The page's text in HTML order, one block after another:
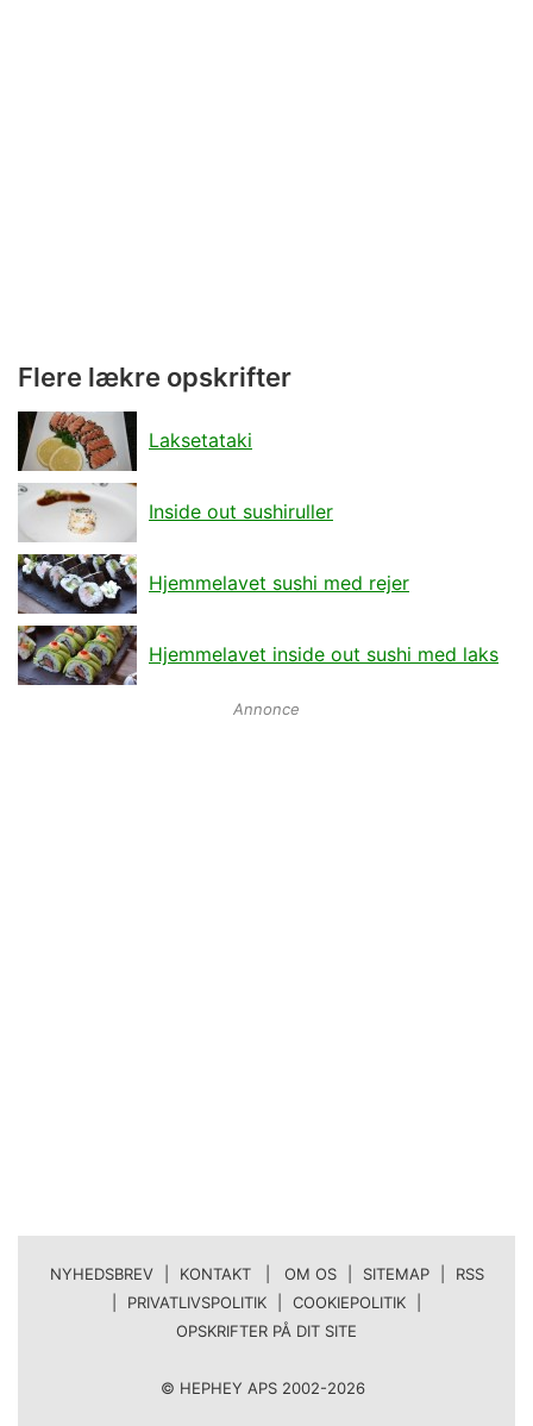
Flere lækre opskrifter
Laksetataki
Inside out sushiruller
Hjemmelavet sushi med rejer
Hjemmelavet inside out sushi med laks
Annonce
NYHEDSBREV KONTAKT | OM OS SITEMAP
RSS
PRIVATLIVSPOLITIK COOKIEPOLITIK
OPSKRIFTER PÅ DIT SITE
© HEPHEY APS 2002-2026